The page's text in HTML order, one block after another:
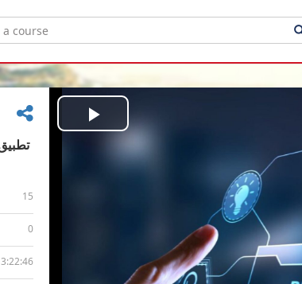
15
0
3:22:46
Play
Video